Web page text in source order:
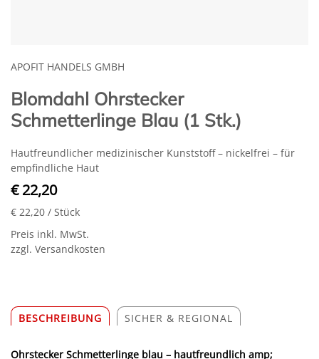
APOFIT HANDELS GMBH
Blomdahl Ohrstecker
Schmetterlinge Blau (1 Stk.)
Hautfreundlicher medizinischer Kunststoff – nickelfrei – für
empfindliche Haut
€ 22,20
€ 22,20 / Stück
Preis inkl. MwSt.
zzgl. Versandkosten
BESCHREIBUNG SICHER & REGIONAL
Ohrstecker Schmetterlinge blau – hautfreundlich amp;